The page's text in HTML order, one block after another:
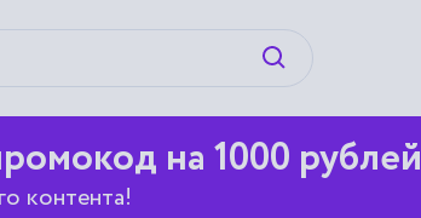
Искать
на 1000 рублей
контента!